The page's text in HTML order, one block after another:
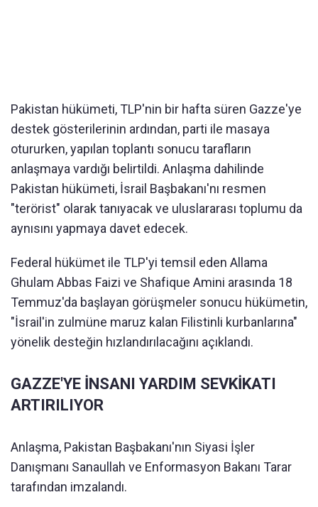
Pakistan hükümeti, TLP'nin bir hafta süren Gazze'ye
destek gösterilerinin ardından, parti ile masaya
otururken, yapılan toplantı sonucu tarafların
anlaşmaya vardığı belirtildi. Anlaşma dahilinde
Pakistan hükümeti, İsrail Başbakanı'nı resmen
"terörist" olarak tanıyacak ve uluslararası toplumu da
aynısını yapmaya davet edecek.
Federal hükümet ile TLP'yi temsil eden Allama
Ghulam Abbas Faizi ve Shafique Amini arasında 18
Temmuz'da başlayan görüşmeler sonucu hükümetin,
"İsrail'in zulmüne maruz kalan Filistinli kurbanlarına"
yönelik desteğin hızlandırılacağını açıklandı.
GAZZE'YE İNSANI YARDIM SEVKİKATI
ARTIRILIYOR
Anlaşma, Pakistan Başbakanı'nın Siyasi İşler
Danışmanı Sanaullah ve Enformasyon Bakanı Tarar
tarafından imzalandı.